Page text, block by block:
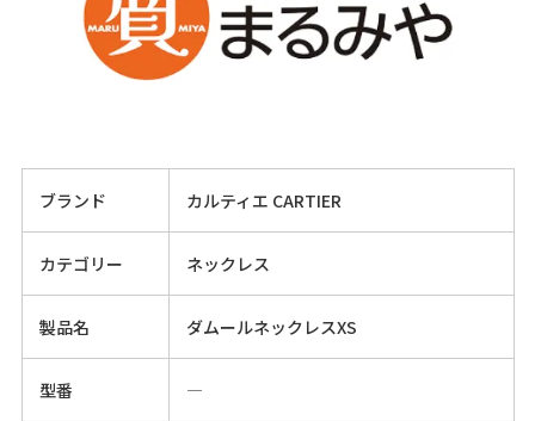
ブランド カルティエ CARTIER
カテゴリー ネックレス
製品名 ダムールネックレスXS
型番 ―